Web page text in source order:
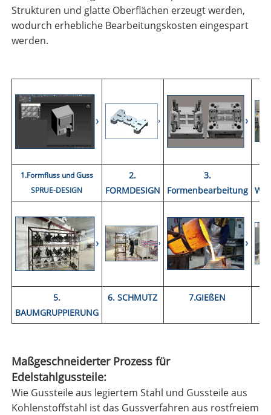
Strukturen und glatte Oberflächen erzeugt werden,
wodurch erhebliche Bearbeitungskosten eingespart
werden.
1.Formfluss und Guss
SPRUE-DESIGN
2.
FORMDESIGN
3.
Formenbearbeitung
5.
BAUMGRUPPIERUNG
6. SCHMUTZ 7.GIEßEN
Maßgeschneiderter Prozess für
Edelstahlgussteile:
Wie Gussteile aus legiertem Stahl und Gussteile aus
Kohlenstoffstahl ist das Gussverfahren aus rostfreiem